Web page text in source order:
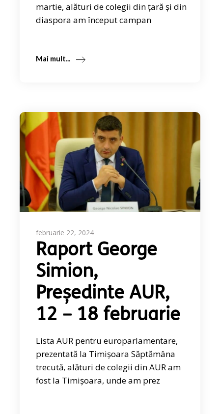
martie, alături de colegii din țară și din
diaspora am început campan
Mai mult...
februarie 22, 2024
Raport George
Simion,
Președinte AUR,
12 – 18 februarie
Lista AUR pentru europarlamentare,
prezentată la Timișoara Săptămâna
trecută, alături de colegii din AUR am
fost la Timișoara, unde am prez